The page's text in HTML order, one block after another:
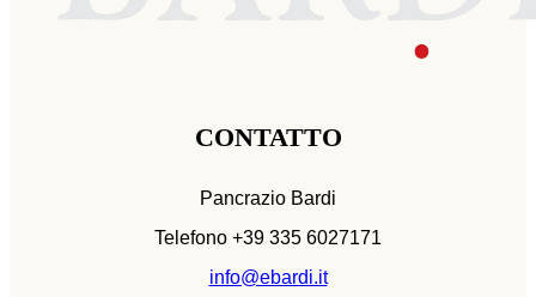
CONTATTO
Pancrazio Bardi
Telefono +39 335 6027171
info@ebardi.it